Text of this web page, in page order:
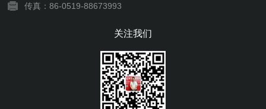
传真：86-0519-88673993
关注我们